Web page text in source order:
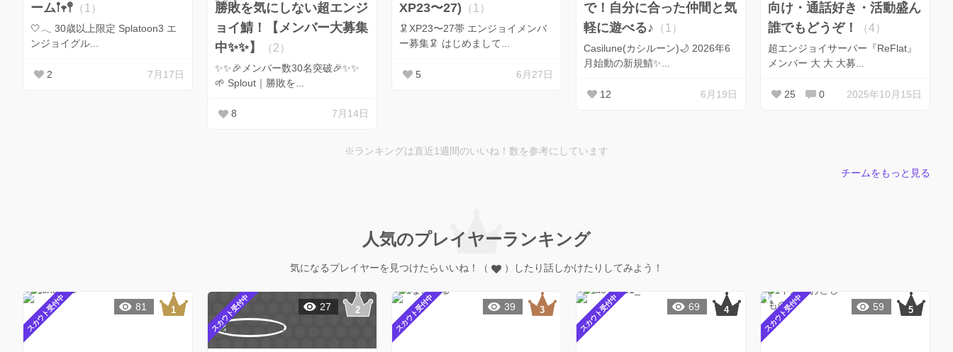
ーム𖡡𖥧𖤣 （1）
🤍𓂃 30歳以上限定 Splatoon3 エ
ンジョイグル...
2 7月17日
勝敗を気にしない超エンジ
ョイ鯖！【メンバー大募集
中✨✨】
（2）
✨✨🎉メンバー数30名突破🎉✨✨
🌱 Splout｜勝敗を...
8 7月14日
XP23〜27) （1）
🦑XP23〜27帯 エンジョイメンバ
ー募集🦑 はじめまして...
5 6月27日
で！自分に合った仲間と気
軽に遊べる♪ （1）
Casilune(カシルーン)🌙 2026年6
月始動の新規鯖✨...
12 6月19日
向け・通話好き・活動盛ん
誰でもどうぞ！
（4）
超エンジョイサーバー『ReFlat』
メンバー 大 大 大募...
25 0 2025年10月15日
※ランキングは直近1週間のいいね！数を参考にしています
チームをもっと見る
人気のプレイヤーランキング
気になるプレイヤーを見つけたらいいね！（ ）したり話しかけたりしてみよう！
スカウト受付中 81 スカウト受付中 27 スカウト受付中 39 スカウト受付中 69 スカウト受付中 59